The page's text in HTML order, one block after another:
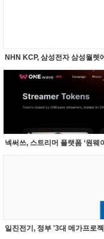
NHN KCP, 삼성전자 삼성월렛
넥써쓰, 스트리머 플랫폼 ‘원웨
일진전기, 정부 '3대 메가프로